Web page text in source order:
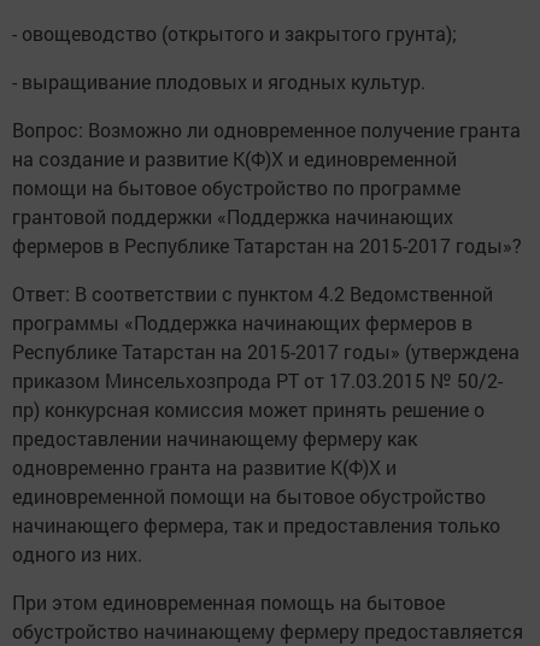
- овощеводство (открытого и закрытого грунта);
- выращивание плодовых и ягодных культур.
Вопрос: Возможно ли одновременное получение гранта
на создание и развитие К(Ф)Х и единовременной
помощи на бытовое обустройство по программе
грантовой поддержки «Поддержка начинающих
фермеров в Республике Татарстан на 2015-2017 годы»?
Ответ: В соответствии с пунктом 4.2 Ведомственной
программы «Поддержка начинающих фермеров в
Республике Татарстан на 2015-2017 годы» (утверждена
приказом Минсельхозпрода РТ от 17.03.2015 № 50/2-
пр) конкурсная комиссия может принять решение о
предоставлении начинающему фермеру как
одновременно гранта на развитие К(Ф)Х и
единовременной помощи на бытовое обустройство
начинающего фермера, так и предоставления только
одного из них.
При этом единовременная помощь на бытовое
обустройство начинающему фермеру предоставляется